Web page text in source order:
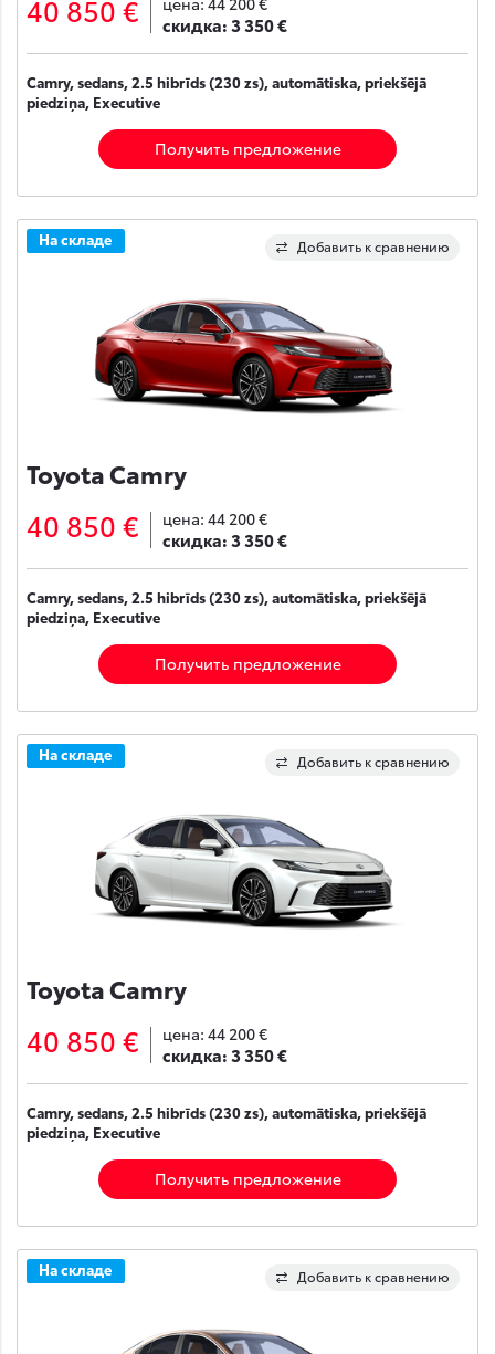
40 850 € скидка:3 350 €
Camry, sedans, 2.5 hibrīds (230 zs), automātiska, priekšējā
piedziņa, Executive
Получить предложение
Добавить к сравнению
На складе
Toyota Camry
40 850 € цена: 44 200 €
скидка:3 350 €
Camry, sedans, 2.5 hibrīds (230 zs), automātiska, priekšējā
piedziņa, Executive
Получить предложение
Добавить к сравнению
На складе
Toyota Camry
40 850 € цена: 44 200 €
скидка:3 350 €
Camry, sedans, 2.5 hibrīds (230 zs), automātiska, priekšējā
piedziņa, Executive
Получить предложение
Добавить к сравнению
На складе